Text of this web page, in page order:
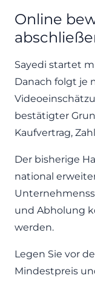
Online
Sayedi startet
Danach folgt je
bestätigter
Kaufvertrag,
Der bisherige
national
und Abholung
werden.
Legen Sie vor
Mindestpreis